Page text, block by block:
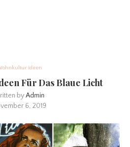
ideen
Für Das Blaue Licht
byAdmin
6, 2019